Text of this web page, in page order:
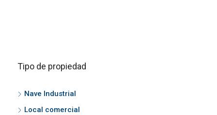
Tipo de propiedad
Nave Industrial
Local comercial